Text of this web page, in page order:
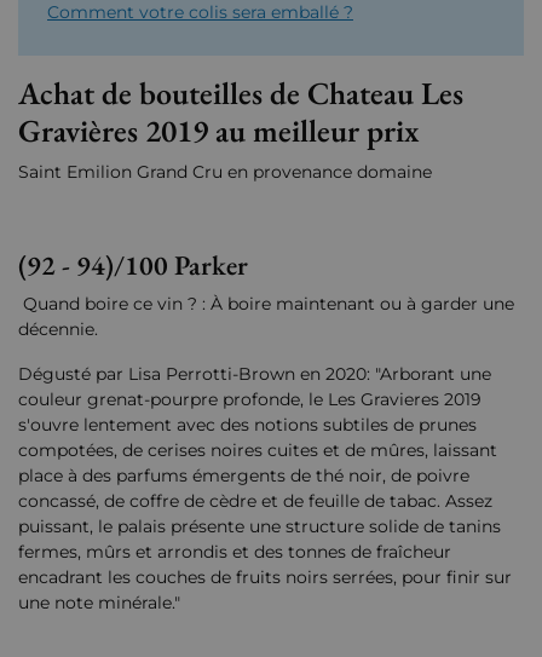
Comment votre colis sera emballé ?
Achat de bouteilles de Chateau Les
Gravières 2019 au meilleur prix
Saint Emilion Grand Cru en provenance domaine
(92 - 94)/100 Parker
Quand boire ce vin ? : À boire maintenant ou à garder une
décennie.
Dégusté par Lisa Perrotti-Brown en 2020: "Arborant une
couleur grenat-pourpre profonde, le Les Gravieres 2019
s'ouvre lentement avec des notions subtiles de prunes
compotées, de cerises noires cuites et de mûres, laissant
place à des parfums émergents de thé noir, de poivre
concassé, de coffre de cèdre et de feuille de tabac. Assez
puissant, le palais présente une structure solide de tanins
fermes, mûrs et arrondis et des tonnes de fraîcheur
encadrant les couches de fruits noirs serrées, pour finir sur
une note minérale."